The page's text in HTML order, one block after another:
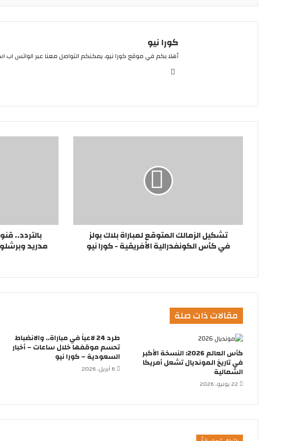
كورا نيو
أهلا بكم في موقع كورا نيو، يمكنكم التواصل معنا عبر الواتس اب
تشكيل الزمالك المتوقع لمباراة بلاك بولز
في كأس الكونفدرالية الأفريقية - كورا نيو
بالتردد..
مدريد
مقالات ذات صلة
كأس العالم 2026: النسخة الأكبر
في تاريخ المونديال تشعل أمريكا
الشمالية
22 يونيو، 2026
طرد 24 لاعباً في مباراة.. والانضباط
تحسم موقفها خلال ساعات – أخبار
السعودية – كورا نيو
6 أبريل، 2026